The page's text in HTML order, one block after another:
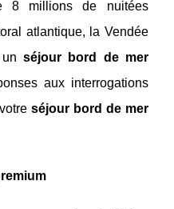
8 millions de nuitées
atlantique, la Vendée
unséjour bord de mer
aux interrogations
séjour bord de mer